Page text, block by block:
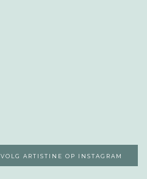
VOLG ARTISTINE OP INSTAGRAM